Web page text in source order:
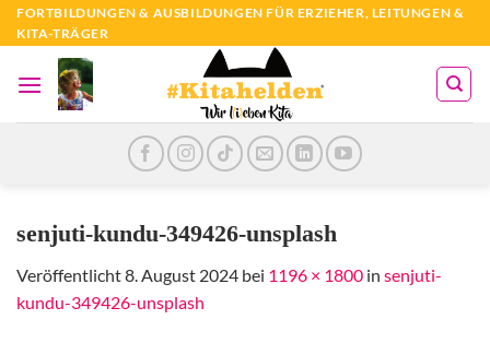
Zum
Inhalt
springen
FORTBILDUNGEN & AUSBILDUNGEN FÜR ERZIEHER, LEITUNGEN &
KITA-TRÄGER
senjuti-kundu-349426-unsplash
Veröffentlicht8. August 2024 bei 1196 × 1800 in senjuti-
kundu-349426-unsplash